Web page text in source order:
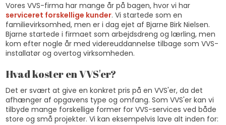
Vores VVS-firma har mange år på bagen, hvor vi har
serviceret forskellige kunder. Vi startede som en
familievirksomhed, men er i dag ejet af Bjarne Birk Nielsen.
Bjarne startede i firmaet som arbejdsdreng og lærling, men
kom efter nogle år med videreuddannelse tilbage som VVS-
installatør og overtog virksomheden.
Hvad koster en VVS'er?
Det er svært at give en konkret pris på en VVS'er, da det
afhænger af opgavens type og omfang. Som VVS'er kan vi
tilbyde mange forskellige former for VVS-services ved både
store og små projekter. Vi kan eksempelvis lave alt inden for: